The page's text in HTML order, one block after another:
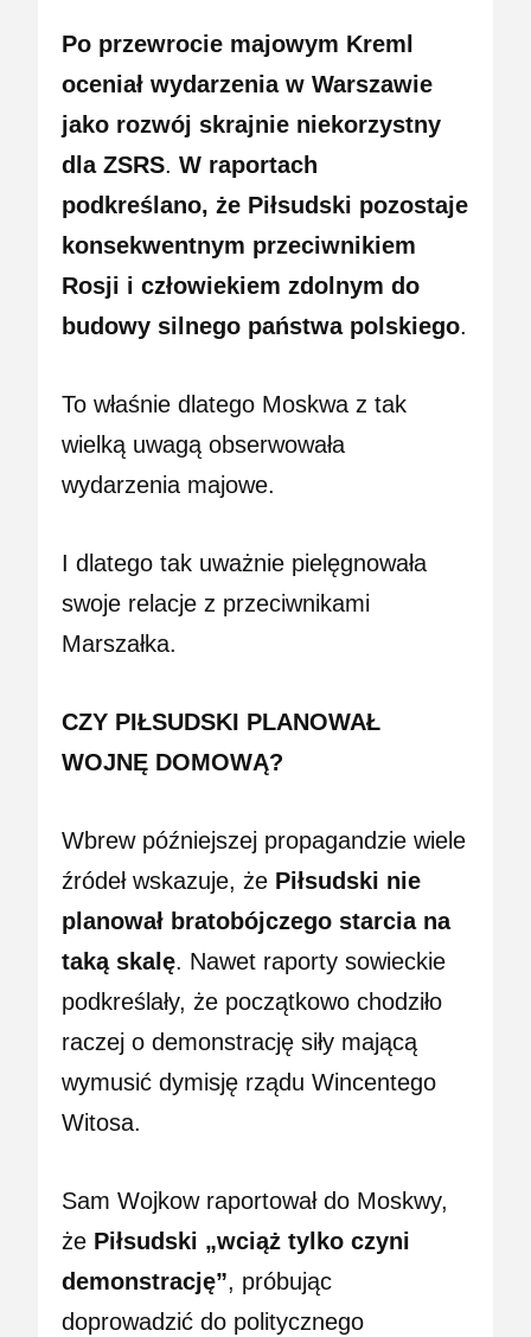
Po przewrocie majowym Kreml
oceniał wydarzenia w Warszawie
jako rozwój skrajnie niekorzystny
dla ZSRS. W raportach
podkreślano, że Piłsudski pozostaje
konsekwentnym przeciwnikiem
Rosji i człowiekiem zdolnym do
budowy silnego państwa polskiego.
To właśnie dlatego Moskwa z tak
wielką uwagą obserwowała
wydarzenia majowe.
I dlatego tak uważnie pielęgnowała
swoje relacje z przeciwnikami
Marszałka.
CZY PIŁSUDSKI PLANOWAŁ
WOJNĘ DOMOWĄ?
Wbrew późniejszej propagandzie wiele
źródeł wskazuje, że Piłsudski nie
planował bratobójczego starcia na
taką skalę. Nawet raporty sowieckie
podkreślały, że początkowo chodziło
raczej o demonstrację siły mającą
wymusić dymisję rządu Wincentego
Witosa.
Sam Wojkow raportował do Moskwy,
że Piłsudski „wciąż tylko czyni
demonstrację”, próbując
doprowadzić do politycznego